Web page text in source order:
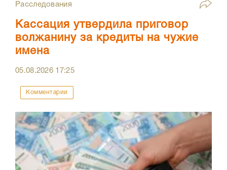
Расследования
Кассация утвердила приговор
волжанину за кредиты на чужие
имена
05.08.2026 17:25
Комментарии